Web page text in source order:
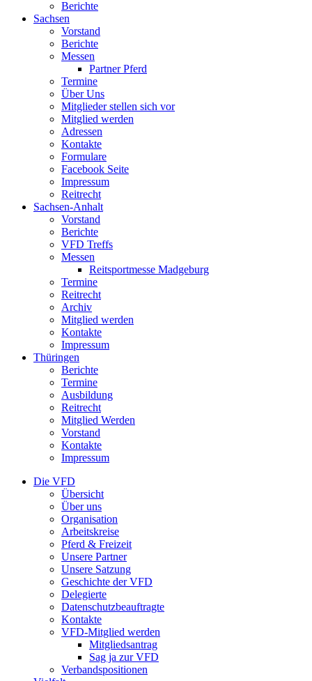
Berichte
Sachsen
Vorstand
Berichte
Messen
Partner Pferd
Termine
Über Uns
Mitglieder stellen sich vor
Mitglied werden
Adressen
Kontakte
Formulare
Facebook Seite
Impressum
Reitrecht
Sachsen-Anhalt
Vorstand
Berichte
VFD Treffs
Messen
Reitsportmesse Madgeburg
Termine
Reitrecht
Archiv
Mitglied werden
Kontakte
Impressum
Thüringen
Berichte
Termine
Ausbildung
Reitrecht
Mitglied Werden
Vorstand
Kontakte
Impressum
Die VFD
Übersicht
Über uns
Organisation
Arbeitskreise
Pferd & Freizeit
Unsere Partner
Unsere Satzung
Geschichte der VFD
Delegierte
Datenschutzbeauftragte
Kontakte
VFD-Mitglied werden
Mitgliedsantrag
Sag ja zur VFD
Verbandspositionen